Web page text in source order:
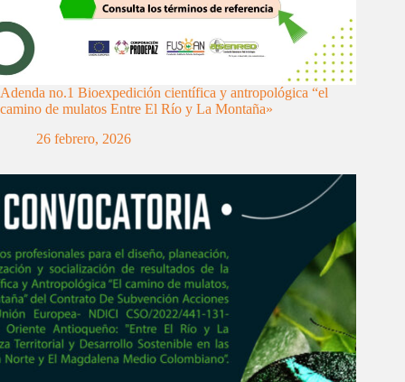
Adenda no.1 Bioexpedición científica y antropológica “el
camino de mulatos Entre El Río y La Montaña»
26 febrero, 2026